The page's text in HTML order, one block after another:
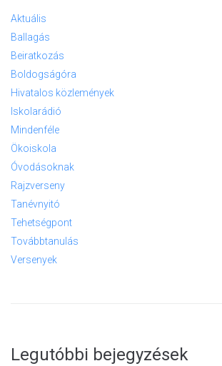
Aktuális
Ballagás
Beiratkozás
Boldogságóra
Hivatalos közlemények
Iskolarádió
Mindenféle
Ökoiskola
Óvodásoknak
Rajzverseny
Tanévnyitó
Tehetségpont
Továbbtanulás
Versenyek
Legutóbbi bejegyzések